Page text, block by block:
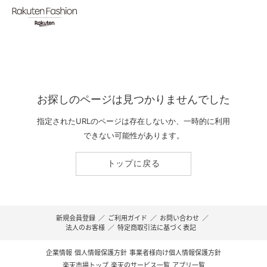
お探しのページは見つかりませんでした
指定されたURLのページは存在しないか、一時的に利用
できない可能性があります。
トップに戻る
新規会員登録 ／ ご利用ガイド ／ お問い合わせ ／
法人のお客様 ／ 特定商取引法に基づく表記
企業情報 個人情報保護方針 事業者様向け個人情報保護方針
楽天市場トップ 楽天のサービス一覧 アプリ一覧